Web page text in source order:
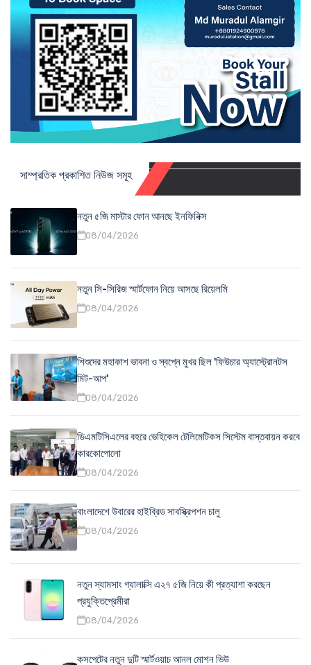
সাম্প্রতিক প্রকাশিত নিউজ সমূহ
নতুন ৫জি মাস্টার ফোন আনছে ইনফিনিক্স
08/04/2026
নতুন সি-সিরিজ স্মার্টফোন নিয়ে আসছে রিয়েলমি
08/04/2026
শিশুদের মহাকাশ ভাবনা ও স্বপ্নে মুখর ছিল 'ফিউচার অ্যাস্ট্রোনটস
মিট-আপ'
08/04/2026
ডিএমটিসিএলের বহরে ভেহিকেল টেলিমেটিকস সিস্টেম বাস্তবায়ন করবে
কারকোপোলো
08/04/2026
বাংলাদেশে উবারের হাইব্রিড সাবস্ক্রিপশন চালু
08/04/2026
নতুন স্যামসাং গ্যালাক্সি এ২৭ ৫জি নিয়ে কী প্রত্যাশা করছেন
প্রযুক্তিপ্রেমীরা
08/04/2026
কসপেটের নতুন দুটি স্মার্টওয়াচ আনল মোশন ভিউ